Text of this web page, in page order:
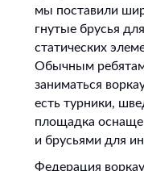
мы поставили
гнутые брусья
статических
Обычным
заниматься
есть турники,
площадка
и брусьями для
Федерация